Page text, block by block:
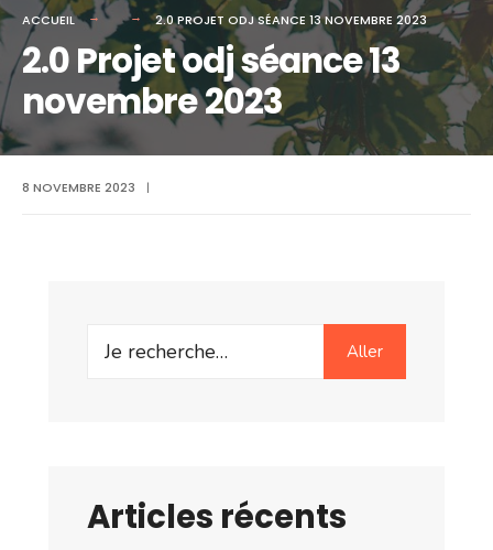
ACCUEIL 2.0 PROJET ODJ SÉANCE 13 NOVEMBRE 2023
2.0 Projet odj séance 13
novembre 2023
8 NOVEMBRE 2023 |
Search
Aller
Articles récents